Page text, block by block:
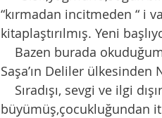
“kırmadan incitmeden “ i
kitaplaştırılmış. Yeni
Saşa’ın Deliler
büyümüş,çocukluğundan